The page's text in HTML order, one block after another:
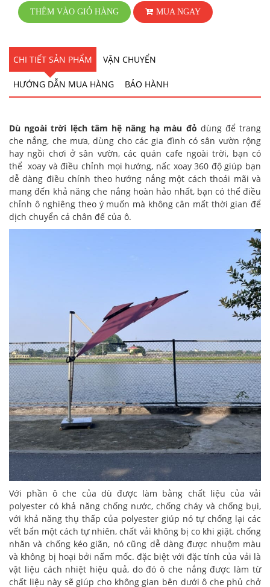
THÊM VÀO GIỎ HÀNG MUA NGAY
CHI TIẾT SẢN PHẨM VẬN CHUYỂN
HƯỚNG DẪN MUA HÀNG BẢO HÀNH
Dù ngoài trời lệch tâm hệ nâng hạ màu đỏ dùng để trang
che nắng, che mưa, dùng cho các gia đình có sân vườn rộng
hay ngồi chơi ở sân vườn, các quán cafe ngoài trời, bạn có
thể xoay và điều chỉnh mọi hướng, nấc xoay 360 độ giúp bạn
dễ dàng điều chính theo hướng nắng một cách thoải mãi và
mang đến khả năng che nắng hoàn hảo nhất, bạn có thể điều
chỉnh ô nghiêng theo ý muốn mà không cân mất thời gian để
dịch chuyển cả chân đế của ô.
Với phần ô che của dù được làm bằng chất liệu của vải
polyester có khả năng chống nước, chống cháy và chống bụi,
với khả năng thụ thấp của polyester giúp nó tự chống lại các
vết bẩn một cách tự nhiên, chất vải không bị co khi giặt, chống
nhăn và chống kéo giãn, nó cũng dễ dàng được nhuộm màu
và không bị hoại bởi nấm mốc. đặc biệt với đặc tính của vải là
vật liệu cách nhiệt hiệu quả, do đó ô che nắng được làm từ
chất liệu này sẽ giúp cho không gian bên dưới ô che phủ chở